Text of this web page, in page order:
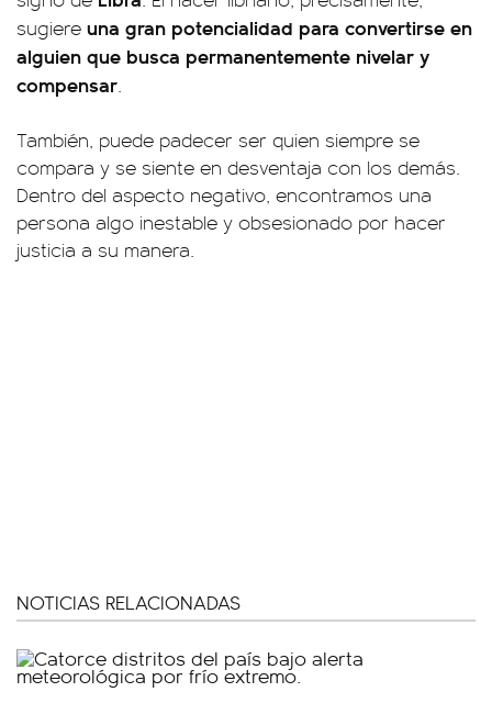
sugiere una gran potencialidad para convertirse en
alguien que busca permanentemente nivelar y
compensar.
También, puede padecer ser quien siempre se
compara y se siente en desventaja con los demás.
Dentro del aspecto negativo, encontramos una
persona algo inestable y obsesionado por hacer
justicia a su manera.
NOTICIAS RELACIONADAS